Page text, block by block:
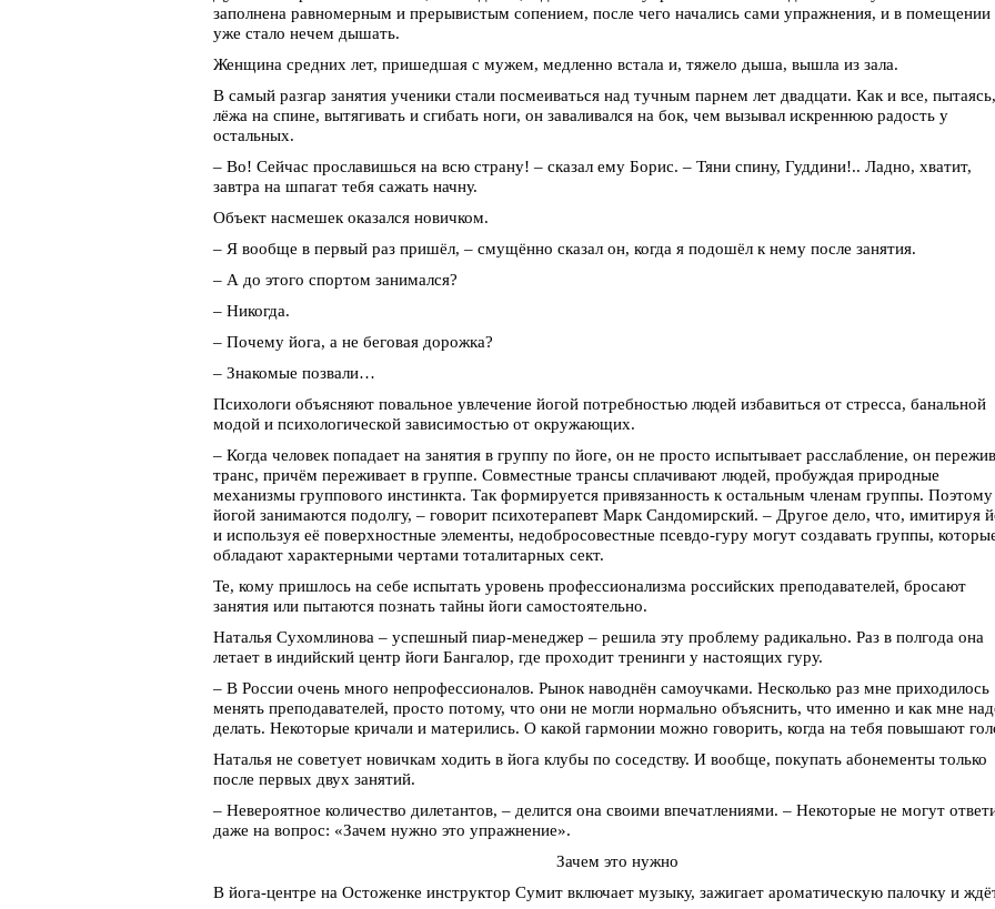
заполнена равномерным и прерывистым сопением, после чего начались сами упражнения, и в помещении
уже стало нечем дышать.
Женщина средних лет, пришедшая с мужем, медленно встала и, тяжело дыша, вышла из зала.
В самый разгар занятия ученики стали посмеиваться над тучным парнем лет двадцати. Как и все, пытаясь,
лёжа на спине, вытягивать и сгибать ноги, он заваливался на бок, чем вызывал искреннюю радость у
остальных.
– Во! Сейчас прославишься на всю страну! – сказал ему Борис. – Тяни спину, Гуддини!.. Ладно, хватит,
завтра на шпагат тебя сажать начну.
Объект насмешек оказался новичком.
– Я вообще в первый раз пришёл, – смущённо сказал он, когда я подошёл к нему после занятия.
– А до этого спортом занимался?
– Никогда.
– Почему йога, а не беговая дорожка?
– Знакомые позвали…
Психологи объясняют повальное увлечение йогой потребностью людей избавиться от стресса, банальной
модой и психологической зависимостью от окружающих.
– Когда человек попадает на занятия в группу по йоге, он не просто испытывает расслабление, он
транс, причём переживает в группе. Совместные трансы сплачивают людей, пробуждая природные
механизмы группового инстинкта. Так формируется привязанность к остальным членам группы. Поэтому
йогой занимаются подолгу, – говорит психотерапевт Марк Сандомирский. – Другое дело, что, имитируя
и используя её поверхностные элементы, недобросовестные псевдо-гуру могут создавать группы,
обладают характерными чертами тоталитарных сект.
Те, кому пришлось на себе испытать уровень профессионализма российских преподавателей, бросают
занятия или пытаются познать тайны йоги самостоятельно.
Наталья Сухомлинова – успешный пиар-менеджер – решила эту проблему радикально. Раз в полгода она
летает в индийский центр йоги Бангалор, где проходит тренинги у настоящих гуру.
– В России очень много непрофессионалов. Рынок наводнён самоучками. Несколько раз мне приходилось
менять преподавателей, просто потому, что они не могли нормально объяснить, что именно и как мне
делать. Некоторые кричали и матерились. О какой гармонии можно говорить, когда на тебя повышают
Наталья не советует новичкам ходить в йога клубы по соседству. И вообще, покупать абонементы только
после первых двух занятий.
– Невероятное количество дилетантов, – делится она своими впечатлениями. – Некоторые не могут
даже на вопрос: «Зачем нужно это упражнение».
Зачем это нужно
В йога-центре на Остоженке инструктор Сумит включает музыку, зажигает ароматическую палочку и